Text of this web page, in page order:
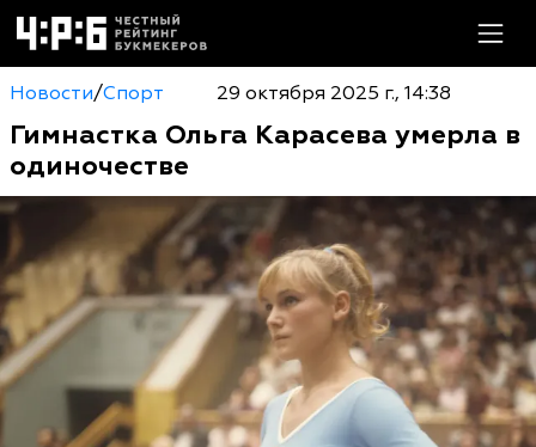
Новости/Спорт 29 октября 2025 г., 14:38
Гимнастка Ольга Карасева умерла в
одиночестве